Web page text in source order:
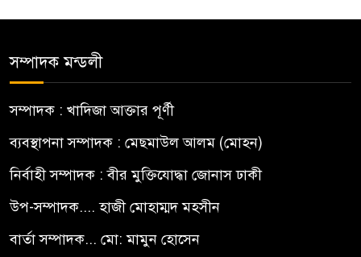
সম্পাদক মন্ডলী
সম্পাদক : খাদিজা আক্তার পূর্ণী
ব্যবস্থাপনা সম্পাদক : মেছমাউল আলম (মোহন)
নির্বাহী সম্পাদক : বীর মুক্তিযোদ্ধা জোনাস ঢাকী
উপ-সম্পাদক.... হাজী মোহাম্মদ মহসীন
বার্তা সম্পাদক... মো: মামুন হোসেন